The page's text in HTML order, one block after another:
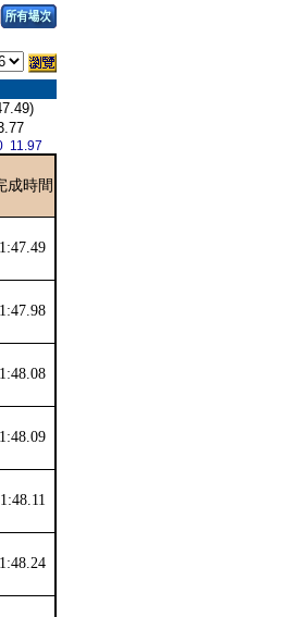
11.97
成時間
1:47.49
1:47.98
1:48.08
1:48.09
1:48.11
1:48.24